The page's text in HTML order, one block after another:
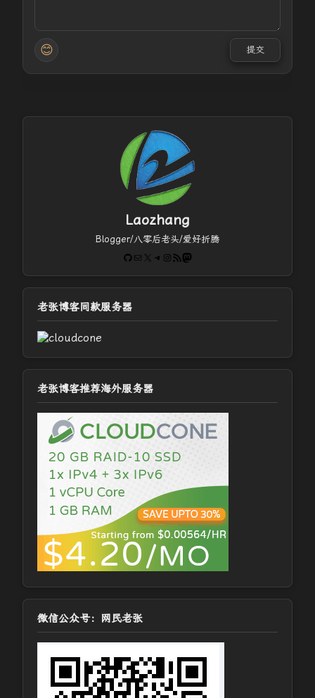
😊 提交
Laozhang
Blogger/八零后老头/爱好折腾
GitHub
电子邮件 X Telegram
Instagram
RSS FeedMastodon
老张博客同款服务器
老张博客推荐海外服务器
微信公众号：网民老张